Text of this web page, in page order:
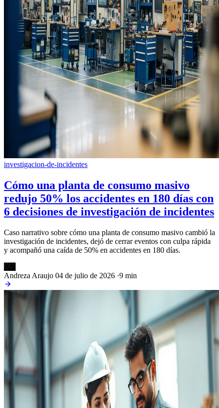
investigacion-de-incidentes
Cómo una planta de consumo masivo
redujo 50% los accidentes en 180 días con
6 decisiones de investigación de incidentes
Caso narrativo sobre cómo una planta de consumo masivo cambió la
investigación de incidentes, dejó de cerrar eventos con culpa rápida
y acompañó una caída de 50% en accidentes en 180 días.
Andreza Araujo 04 de julio de 2026 ·9 min